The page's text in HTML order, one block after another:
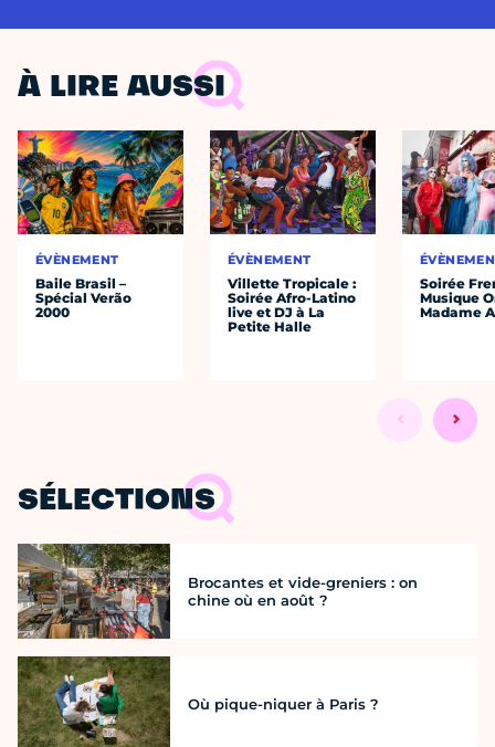
À LIRE AUSSI
ÉVÈNEMENT
Baile Brasil –
Spécial Verão
2000
ÉVÈNEMENT
Villette Tropicale :
Soirée Afro-Latino
live et DJ à La
Petite Halle
Soirée
Musique
Madame
SÉLECTIONS
Brocantes et vide-greniers : on
chine où en août ?
Où pique-niquer à Paris ?